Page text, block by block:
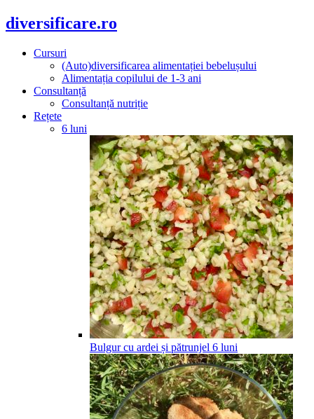
diversificare.ro
Cursuri
(Auto)diversificarea alimentației bebelușului
Alimentația copilului de 1-3 ani
Consultanță
Consultanță nutriție
Rețete
6 luni
Bulgur cu ardei și pătrunjel 6 luni